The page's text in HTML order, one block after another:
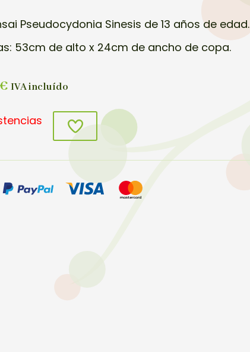
Pseudocydonia Sinesis de 13 años de edad.
53cm de alto x 24cm de ancho de copa.
€ IVA incluído